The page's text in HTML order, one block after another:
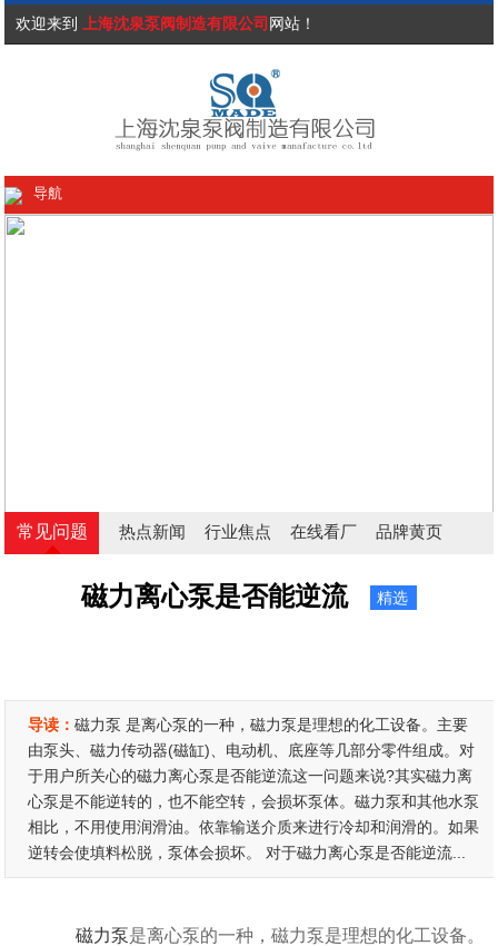
欢迎来到 上海沈泉泵阀制造有限公司 网站！
导航
常见问题 热点新闻 行业焦点 在线看厂 品牌黄页
磁力离心泵是否能逆流 精选
导读：磁力泵 是离心泵的一种，磁力泵是理想的化工设备。主要
由泵头、磁力传动器(磁缸)、电动机、底座等几部分零件组成。对
于用户所关心的磁力离心泵是否能逆流这一问题来说?其实磁力离
心泵是不能逆转的，也不能空转，会损坏泵体。磁力泵和其他水泵
相比，不用使用润滑油。依靠输送介质来进行冷却和润滑的。如果
逆转会使填料松脱，泵体会损坏。 对于磁力离心泵是否能逆流...
磁力泵是离心泵的一种，磁力泵是理想的化工设备。